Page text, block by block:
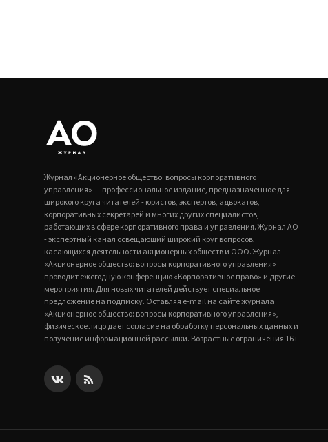
Журнал «Акционерное общество: вопросы корпоративного
управления» — профессиональное издание, предназначенное для
широкого круга читателей - юристов, экспертов, адвокатов,
корпоративных секретарей и многих других специалистов,
работающих в сфере корпоративного права и управления. Журнал АО
- экспертный канал освещающий широкий круг вопросов,
касающихся деятельности акционерных обществ и ООО. Журнал
«Акционерное общество: вопросы корпоративного управления»
проводит ежегодную конференцию «Корпоративное право» и другие
мероприятия. Для новых читателей действует специальное
предложение на подписку. Оставляя e-mail на сайте журнала
«Акционерное общество: вопросы корпоративного управления»,
физическое лицо дает согласие на обработку персональных данных и
получение информационной рассылки. Возрастные ограничения 16+